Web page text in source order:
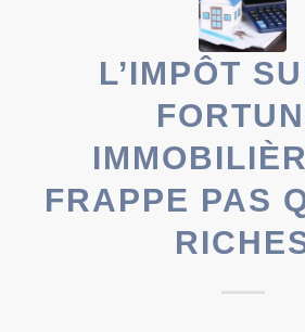
L’IMPÔT
FRAPPE PAS